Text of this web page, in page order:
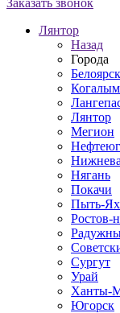
Заказать звонок
Лянтор
Назад
Города
Когалым
Лянтор
Мегион
Нягань
Покачи
Пыть-Ях
Рoстов-
Сургут
Урай
Ханты-
Югорск